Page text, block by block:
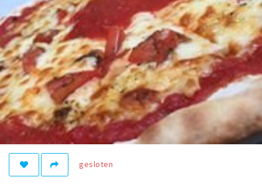
Over Baarle
Geschiedenis
Visit Baarle Shop
Enclavebon
Nieuws
Agenda
Deals
Eten
gesloten